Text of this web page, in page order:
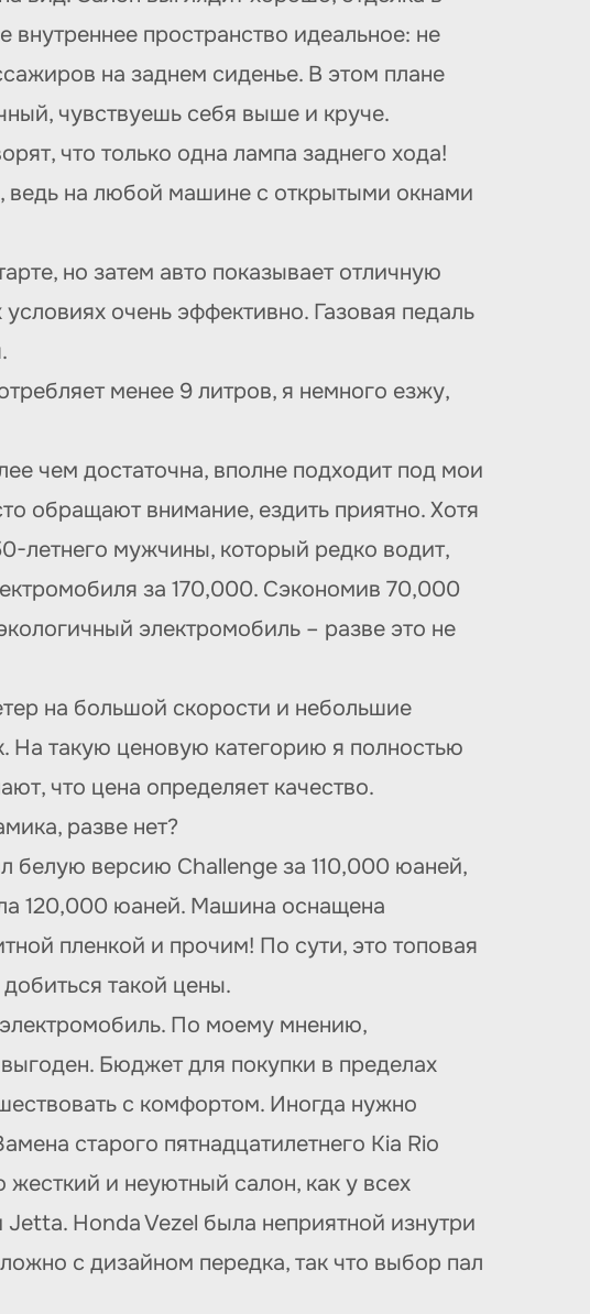
пространство идеальное: не
на заднем сиденье. В этом плане
чувствуешь себя выше и круче.
что только одна лампа заднего хода!
ведь на любой машине с открытыми окнами
но затем авто показывает отличную
очень эффективно. Газовая педаль
менее 9 литров, я немного езжу,
чем достаточна, вполне подходит под мои
обращают внимание, ездить приятно. Хотя
летнего мужчины, который редко водит,
за 170,000. Сэкономив 70,000
электромобиль – разве это не
на большой скорости и небольшие
На такую ценовую категорию я полностью
что цена определяет качество.
разве нет?
белую версию Challengе за 110,000 юаней,
120,000 юаней. Машина оснащена
пленкой и прочим! По сути, это топовая
такой цены.
По моему мнению,
Бюджет для покупки в пределах
с комфортом. Иногда нужно
старого пятнадцатилетнего Kia Rio
жесткий и неуютный салон, как у всех
Honda Vezel была неприятной изнутри
с дизайном передка, так что выбор пал